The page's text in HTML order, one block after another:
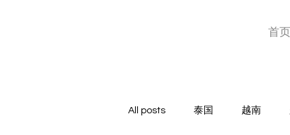
首页
All posts 泰国 越南